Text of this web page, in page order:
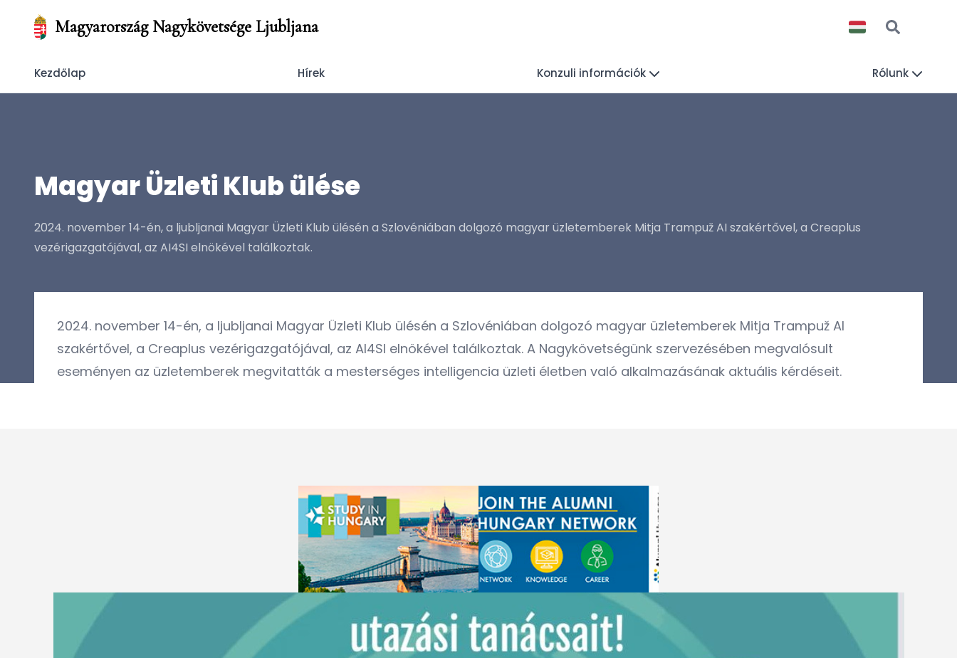
Magyarország Nagykövetsége Ljubljana
Kezdőlap Hírek Konzuli információk Rólunk
Magyar Üzleti Klub ülése
2024. november 14-én, a ljubljanai Magyar Üzleti Klub ülésén a Szlovéniában dolgozó magyar üzletemberek Mitja Trampuž AI szakértővel, a Creaplus
vezérigazgatójával, az AI4SI elnökével találkoztak.
2024. november 14-én, a ljubljanai Magyar Üzleti Klub ülésén a Szlovéniában dolgozó magyar üzletemberek Mitja Trampuž AI
szakértővel, a Creaplus vezérigazgatójával, az AI4SI elnökével találkoztak. A Nagykövetségünk szervezésében megvalósult
eseményen az üzletemberek megvitatták a mesterséges intelligencia üzleti életben való alkalmazásának aktuális kérdéseit.